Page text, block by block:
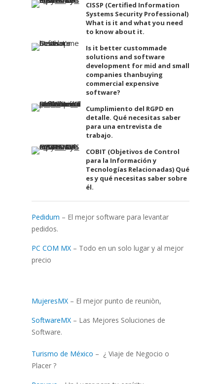
CISSP (Certified Information
Systems Security Professional)
What is it and what you need
to know about it.
Is it better custommade
solutions and software
development for mid and small
companies thanbuying
commercial expensive
software?
Cumplimiento del RGPD en
detalle. Qué necesitas saber
para una entrevista de
trabajo.
COBIT (Objetivos de Control
para la Información y
Tecnologías Relacionadas) Qué
es y qué necesitas saber sobre
él.
Pedidum – El mejor software para levantar
pedidos.
PC COM MX – Todo en un solo lugar y al mejor
precio
MujeresMX – El mejor punto de reuniòn,
SoftwareMX – Las Mejores Soluciones de
Software.
Turismo de México – ¿ Viaje de Negocio o
Placer ?